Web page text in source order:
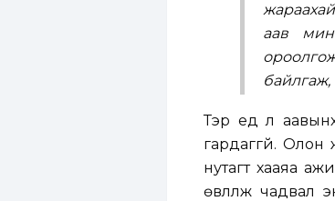
аав
Тэр үед л
гардаггүй.
нутагт хааяа
өвлүүлж